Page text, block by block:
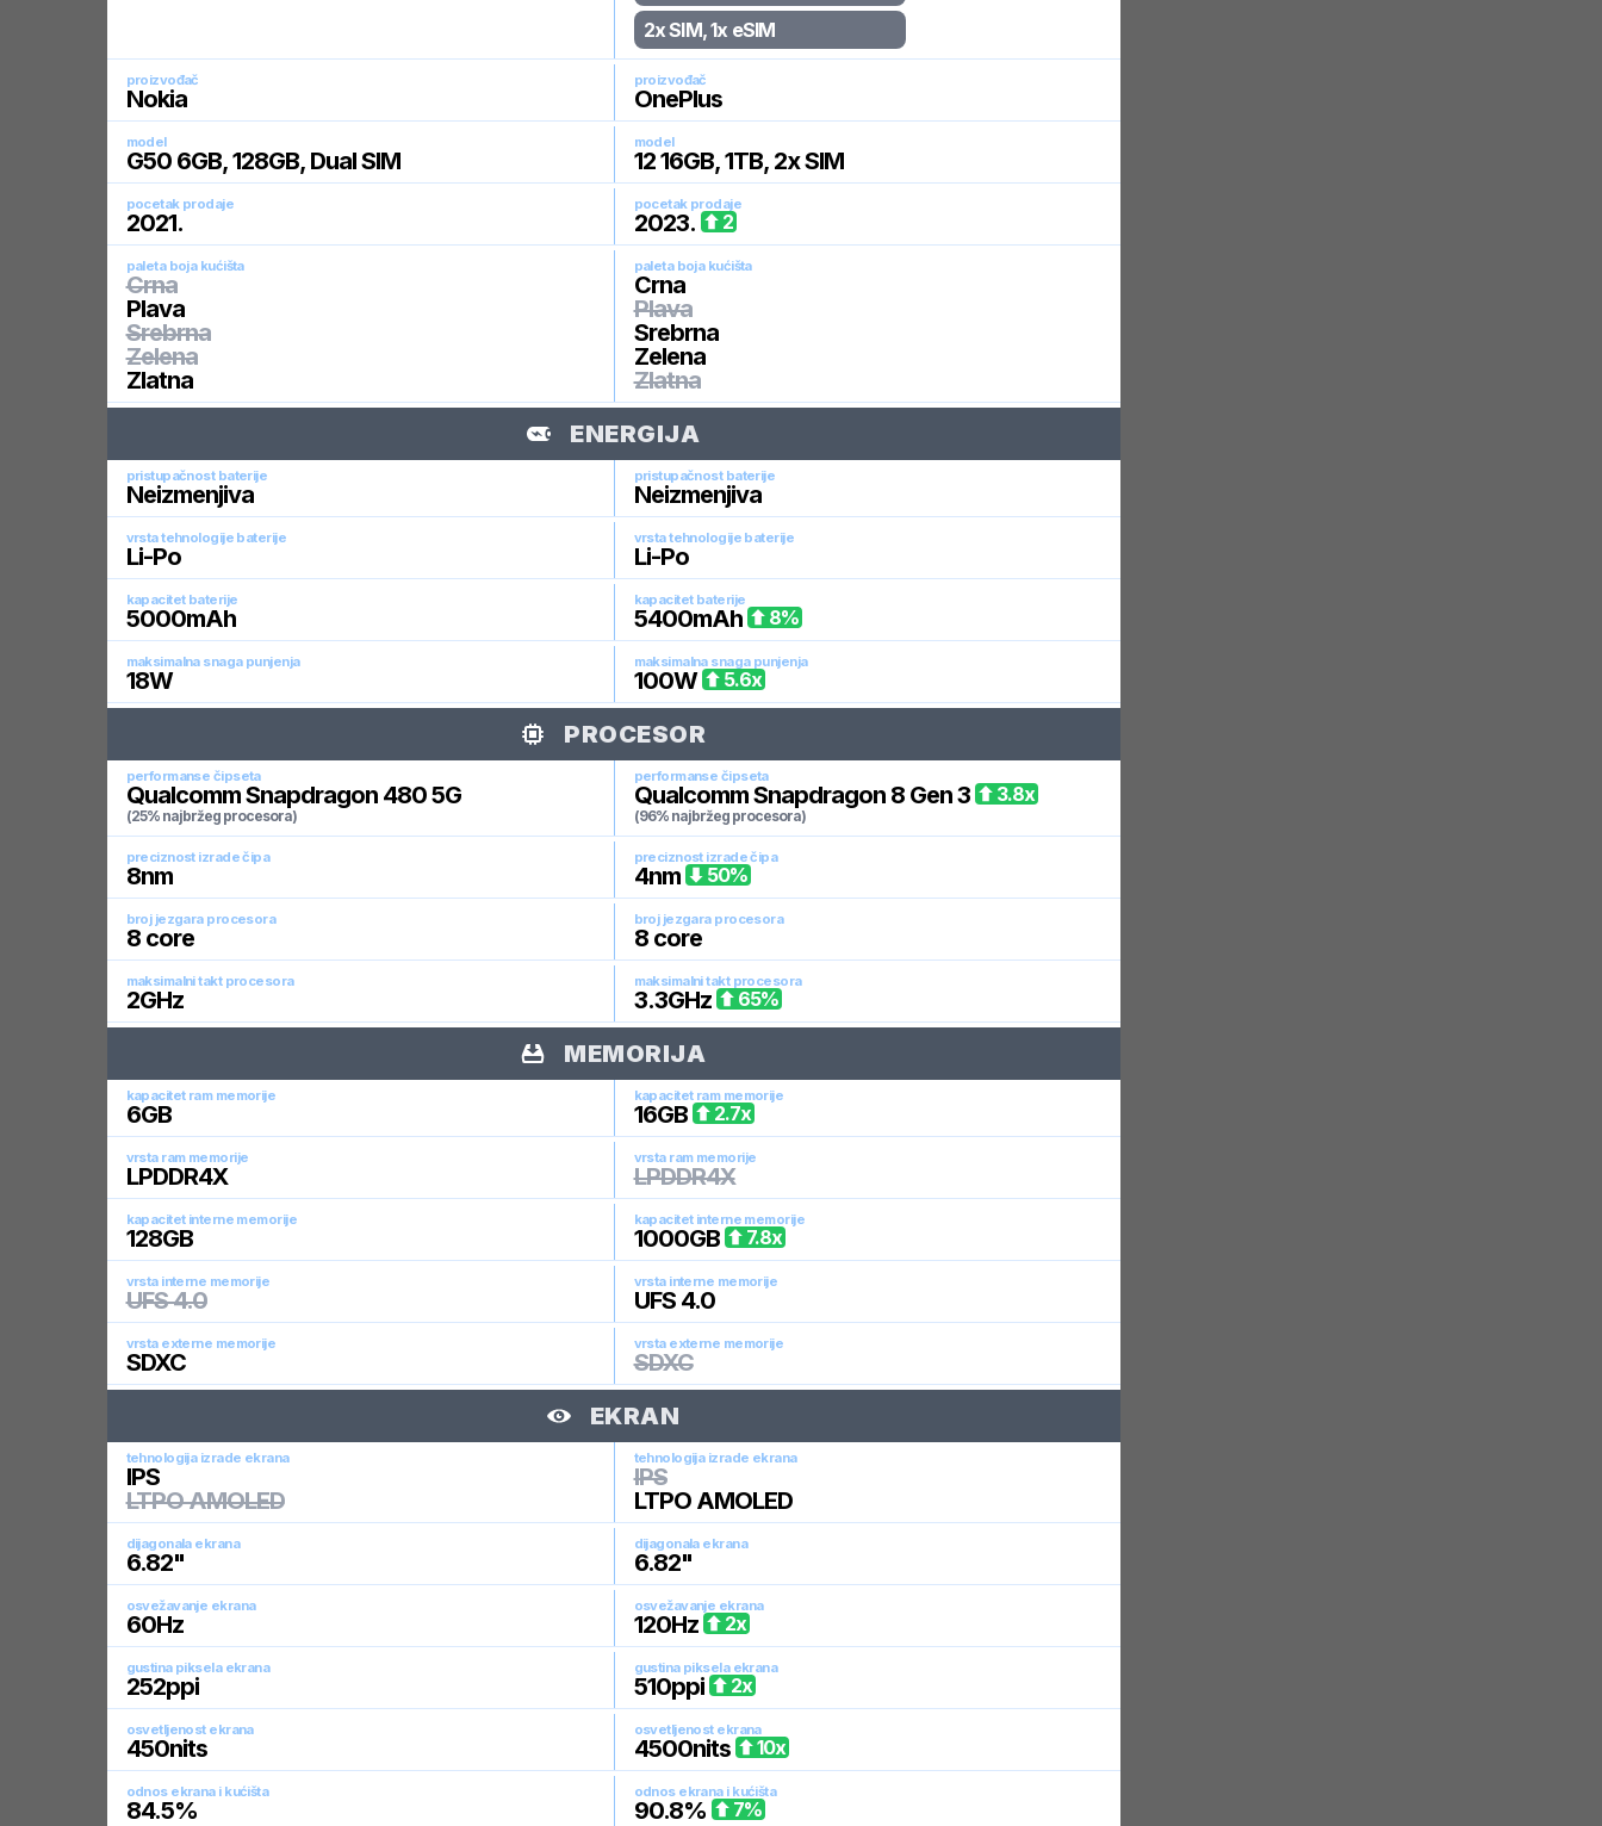
2x SIM, 1x eSIM
proizvođač
Nokia
proizvođač
OnePlus
model
G50 6GB, 128GB, Dual SIM
model
12 16GB, 1TB, 2x SIM
pocetak prodaje
2021.
pocetak prodaje
2023. 2
paleta boja kućišta
Crna
Plava
Srebrna
Zelena
Zlatna
paleta boja kućišta
Crna
Plava
Srebrna
Zelena
Zlatna
ENERGIJA
pristupačnost baterije
Neizmenjiva
pristupačnost baterije
Neizmenjiva
vrsta tehnologije baterije
Li-Po
vrsta tehnologije baterije
Li-Po
kapacitet baterije
5000mAh
kapacitet baterije
5400mAh 8%
maksimalna snaga punjenja
18W
maksimalna snaga punjenja
100W 5.6x
PROCESOR
performanse čipseta
Qualcomm Snapdragon 480 5G
(25% najbržeg procesora)
performanse čipseta
Qualcomm Snapdragon 8 Gen 3
(96% najbržeg procesora)
3.8x
preciznost izrade čipa
8nm
preciznost izrade čipa
4nm 50%
broj jezgara procesora
8core
broj jezgara procesora
8core
maksimalni takt procesora
2GHz
maksimalni takt procesora
3.3GHz 65%
MEMORIJA
kapacitet ram memorije
6GB
kapacitet ram memorije
16GB 2.7x
vrsta ram memorije
LPDDR4X
vrsta ram memorije
LPDDR4X
kapacitet interne memorije
128GB
kapacitet interne memorije
1000GB 7.8x
vrsta interne memorije
UFS 4.0
vrsta interne memorije
UFS 4.0
vrsta externe memorije
SDXC
vrsta externe memorije
SDXC
EKRAN
tehnologija izrade ekrana
IPS
LTPO AMOLED
tehnologija izrade ekrana
IPS
LTPO AMOLED
dijagonala ekrana
6.82"
dijagonala ekrana
6.82"
osvežavanje ekrana
60Hz
osvežavanje ekrana
120Hz 2x
gustina piksela ekrana
252ppi
gustina piksela ekrana
510ppi 2x
osvetljenost ekrana
450nits
osvetljenost ekrana
4500nits 10x
odnos ekrana i kućišta
84.5%
odnos ekrana i kućišta
90.8% 7%